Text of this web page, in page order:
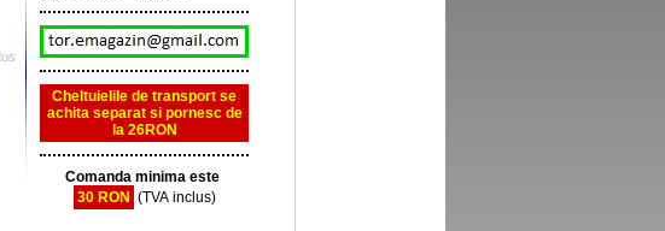
Cheltuielile de transport se
achita separat si pornesc de
la 26RON
Comanda minima este
30 RON (TVA inclus)